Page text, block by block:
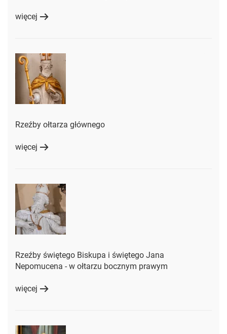
więcej
Rzeźby ołtarza głównego
więcej
Rzeźby świętego Biskupa i świętego Jana
Nepomucena - w ołtarzu bocznym prawym
więcej